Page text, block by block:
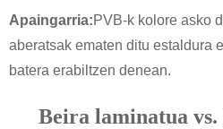
Apaingarria:PVB-k kolore asko
aberatsak ematen ditu estaldura
batera erabiltzen denean.
Beira laminatua